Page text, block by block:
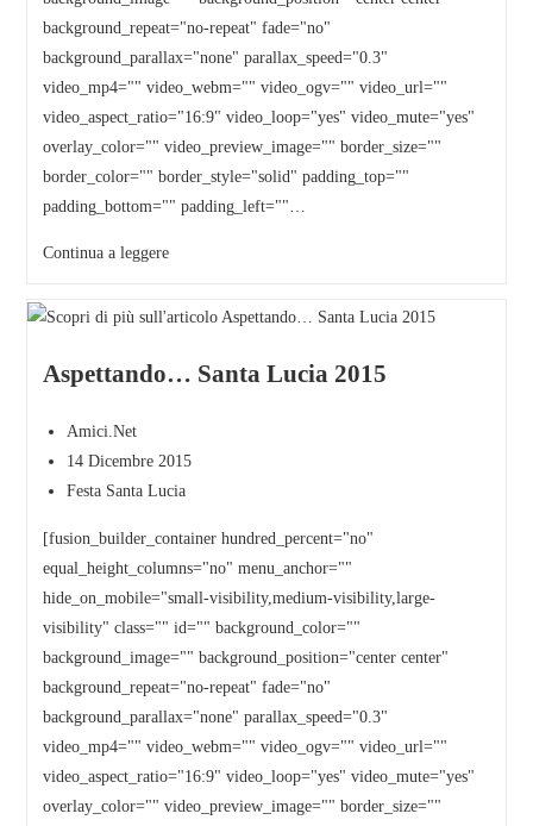
background_repeat="no-repeat" fade="no"
background_parallax="none" parallax_speed="0.3"
video_mp4="" video_webm="" video_ogv="" video_url=""
video_aspect_ratio="16:9" video_loop="yes" video_mute="yes"
overlay_color="" video_preview_image="" border_size=""
border_color="" border_style="solid" padding_top=""
padding_bottom="" padding_left=""…
Continua a leggere
Aspettando… Santa Lucia 2015
Amici.Net
14 Dicembre 2015
Festa Santa Lucia
[fusion_builder_container hundred_percent="no"
equal_height_columns="no" menu_anchor=""
hide_on_mobile="small-visibility,medium-visibility,large-
visibility" class="" id="" background_color=""
background_image="" background_position="center center"
background_repeat="no-repeat" fade="no"
background_parallax="none" parallax_speed="0.3"
video_mp4="" video_webm="" video_ogv="" video_url=""
video_aspect_ratio="16:9" video_loop="yes" video_mute="yes"
overlay_color="" video_preview_image="" border_size=""